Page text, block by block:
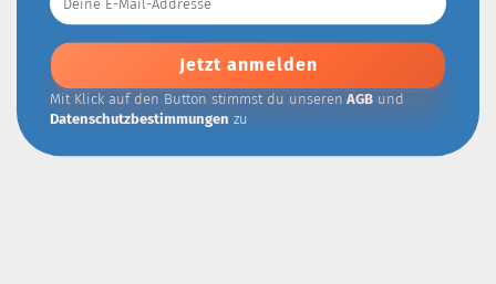
E-
Mail-
Addresse
Mit Klick auf den Button stimmst du unseren AGB und
Datenschutzbestimmungen zu